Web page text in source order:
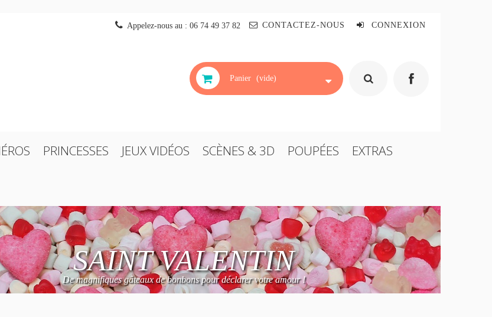
CONNEXION
CONTACTEZ-NOUS
Appelez-nous au : 06 74 49 37 82
Panier (vide)
PRINCESSES JEUX VIDÉOS SCÈNES & 3D POUPÉES EXTRAS
SAINT VALENTIN
De magnifiquesgâteaux de bonbonspour déclarer votre amour !